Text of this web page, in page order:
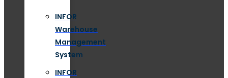
INFOR
Warehouse
Management
System
INFOR